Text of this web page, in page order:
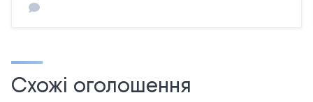
Схожі оголошення